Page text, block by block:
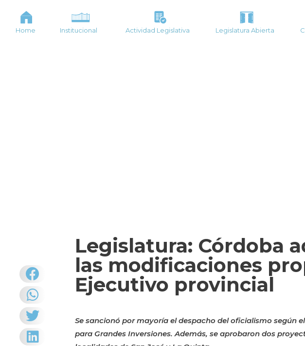
Home Institucional Actividad Legislativa Legislatura Abierta
Legislatura: Córdoba
las modificaciones
Ejecutivo provincial
Se sancionó por mayoría el despacho del oficialismo según
para Grandes Inversiones. Además, se aprobaron dos